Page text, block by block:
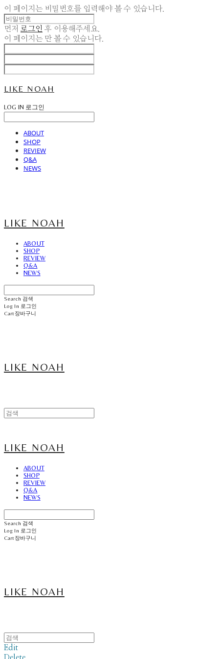
이 페이지는 비밀번호를 입력해야 볼 수 있습니다.
먼저 로그인 후 이용해주세요.
이 페이지는 만 볼 수 있습니다.
LIKE NOAH
LOG IN 로그인
ABOUT
SHOP
REVIEW
Q&A
NEWS
LIKE NOAH
ABOUT
SHOP
REVIEW
Q&A
NEWS
Search 검색
Log In 로그인
Cart장바구니
LIKE NOAH
LIKE NOAH
ABOUT
SHOP
REVIEW
Q&A
NEWS
Search 검색
Log In 로그인
Cart장바구니
LIKE NOAH
Edit